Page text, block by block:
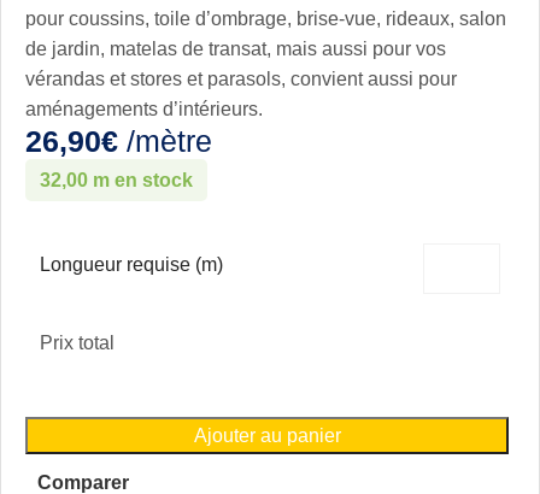
pour coussins, toile d’ombrage, brise-vue, rideaux, salon
de jardin, matelas de transat, mais aussi pour vos
vérandas et stores et parasols, convient aussi pour
aménagements d’intérieurs.
26,90€ /mètre
32,00 m en stock
Longueur requise (m)
Prix total
Ajouter au panier
Comparer